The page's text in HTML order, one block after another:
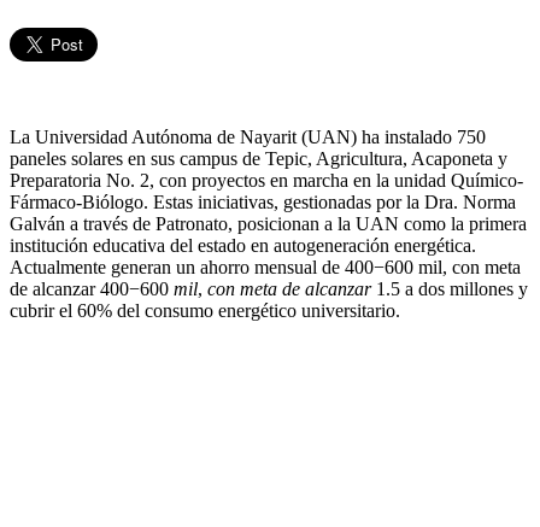
La Universidad Autónoma de Nayarit (UAN) ha instalado 750
paneles solares en sus campus de Tepic, Agricultura, Acaponeta y
Preparatoria No. 2, con proyectos en marcha en la unidad Químico-
Fármaco-Biólogo. Estas iniciativas, gestionadas por la Dra. Norma
Galván a través de Patronato, posicionan a la UAN como la primera
institución educativa del estado en autogeneración energética.
Actualmente generan un ahorro mensual de 400−600 mil, con meta
de alcanzar 400−600 mil, con meta de alcanzar 1.5 a dos millones y
cubrir el 60% del consumo energético universitario.